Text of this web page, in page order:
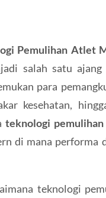
Pemulihan Atlet
salah satu ajang
para
kesehatan,
teknologi
di mana performa
teknologi